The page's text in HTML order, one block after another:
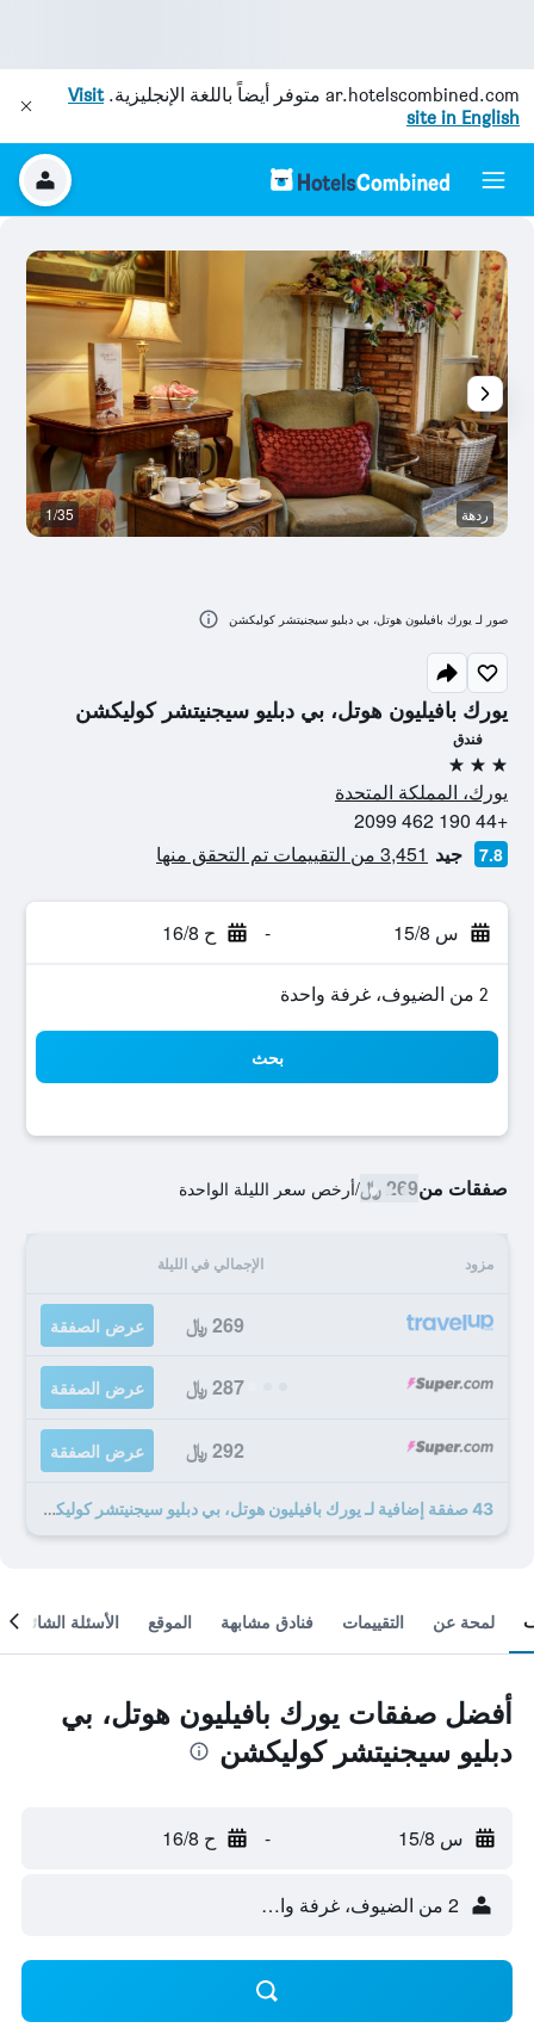
ar.hotelscombined.com متوفر أيضاً باللغة الإنجليزية.Visit
site in English
يورك بافيليون هوتل، بي دبليو سيجنيتشر كوليكشن
فندق
3 نجوم
يورك، المملكة المتحدة
+44 190 462 2099
7.8 جيد 3,451 من التقييمات تم التحقق منها
س 15/8 - ح 16/8
2 من الضيوف، غرفة واحدة
بحث
صفقات من269 ﷼ /أرخص سعر الليلة الواحدة
مزود الإجمالي في الليلة
269 ﷼ عرض الصفقة
287 ﷼ عرض الصفقة
292 ﷼ عرض الصفقة
43 صفقة إضافية لـ يورك بافيليون هوتل، بي دبليو سيجنيتشر كوليكشن
ردهة 1/35
صور لـ يورك بافيليون هوتل، بي دبليو سيجنيتشر كوليكشن
لمحة عن التقييمات فنادق مشابهة الموقع الأسئلة الشائعة
أفضل صفقات يورك بافيليون هوتل، بي
دبليو سيجنيتشر كوليكشن
س 15/8 - ح 16/8
2 من الضيوف، غرفة واحدة